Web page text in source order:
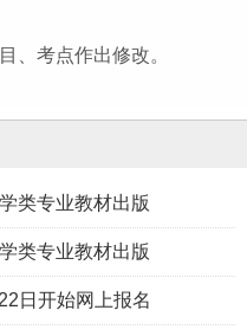
、考点作出修改。
类专业教材出版
类专业教材出版
日开始网上报名